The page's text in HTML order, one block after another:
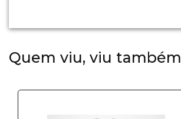
Quem viu, viu também